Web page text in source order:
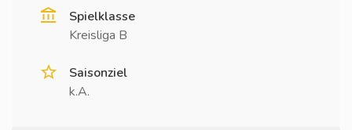
Spielklasse
Kreisliga B
Saisonziel
k.A.